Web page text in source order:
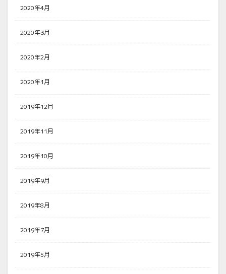
2020年4月
2020年3月
2020年2月
2020年1月
2019年12月
2019年11月
2019年10月
2019年9月
2019年8月
2019年7月
2019年5月